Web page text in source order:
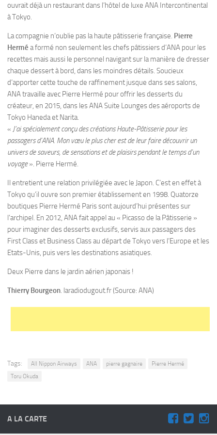
ouvrait déjà un restaurant dans l’hôtel de luxe ANA Intercontinental
à Tokyo.
La compagnie n’oublie pas la haute pâtisserie française. Pierre
Hermé a formé non seulement les chefs pâtissiers d’ANA pour les
recettes mais aussi le personnel navigant sur la manière de dresser
chaque dessert à bord, dans les moindres détails. Soucieux
d’apporter cette touche de raffinement jusque dans ses salons,
ANA travaille avec Pierre Hermé pour offrir les desserts du
créateur, en 2015, dans les ANA Suite Lounges des aéroports de
Tokyo Haneda et Narita.
« J’ai spécialement conçu des créations Haute-Pâtisserie pour les
passagers d’ANA. Mon vœu le plus cher est de leur faire découvrir un
univers de saveurs, de sensations et de plaisirs pendant le temps d’un
voyage». Pierre Hermé.
Il entretient une relation privilégiée avec le Japon. C’est en effet à
Tokyo qu’il ouvre son premier établissement en 1998. Quatorze
boutiques Pierre Hermé Paris sont aujourd’hui présentes sur
l’archipel. En 2012, ANA fait appel au « Picasso de la Pâtisserie »
pour imaginer des desserts exclusifs, servis aux passagers des
First Class et Business Class au départ de Tokyo vers l’Europe et les
Etats-Unis, puis vers les destinations asiatiques.
Deux Pierre dans le jardin aérien japonais !
Thierry Bourgeon. laradiodugout.fr (Source: ANA)
Tags: All Nippon Airways ANA pierre gagnaire
Pierre Hermé
Toru Okuda
A LA CARTE